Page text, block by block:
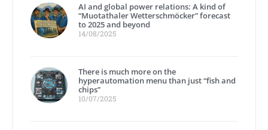
AI and global power relations: A kind of
“Muotathaler Wetterschmöcker” forecast
to 2025 and beyond
14/08/2025
There is much more on the
hyperautomation menu than just “fish and
chips”
10/07/2025